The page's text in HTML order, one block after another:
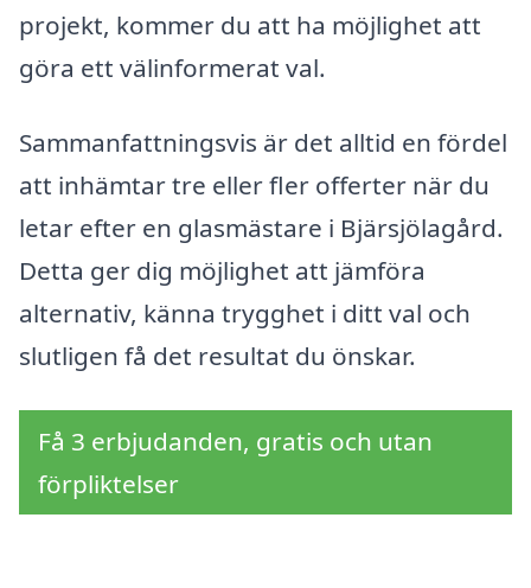
projekt, kommer du att ha möjlighet att
göra ett välinformerat val.
Sammanfattningsvis är det alltid en fördel
att inhämtar tre eller fler offerter när du
letar efter en glasmästare i Bjärsjölagård.
Detta ger dig möjlighet att jämföra
alternativ, känna trygghet i ditt val och
slutligen få det resultat du önskar.
Få 3 erbjudanden, gratis och utan
förpliktelser